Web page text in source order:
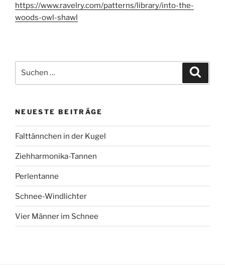
https://www.ravelry.com/patterns/library/into-the-
woods-owl-shawl
nach:
NEUESTE BEITRÄGE
Falttännchen in der Kugel
Ziehharmonika-Tannen
Perlentanne
Schnee-Windlichter
Vier Männer im Schnee